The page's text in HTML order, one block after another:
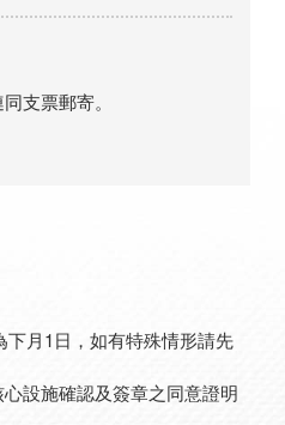
支票郵寄。
月1日，如有特殊情形請先
設施確認及簽章之同意證明